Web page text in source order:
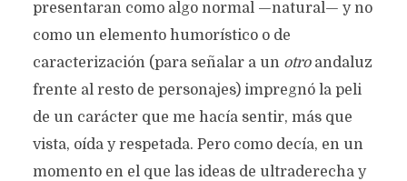
presentaran como algo normal —natural— y no
como un elemento humorístico o de
caracterización (para señalar a un otroandaluz
frente al resto de personajes) impregnó la peli
de un carácter que me hacía sentir, más que
vista, oída y respetada. Pero como decía, en un
momento en el que las ideas de ultraderecha y